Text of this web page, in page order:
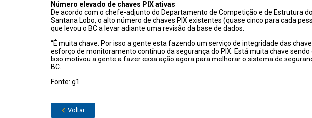
Número elevado de chaves PIX ativas
De acordo com o chefe-adjunto do Departamento de Competição e de Estrutura
Santana Lobo, o alto número de chaves PIX existentes (quase cinco para cada
que levou o BC a levar adiante uma revisão da base de dados.
“É muita chave. Por isso a gente esta fazendo um serviço de integridade das
esforço de monitoramento contínuo da segurança do PIX. Está muita chave
Isso motivou a gente a fazer essa ação agora para melhorar o sistema de
BC.
Fonte: g1
Voltar